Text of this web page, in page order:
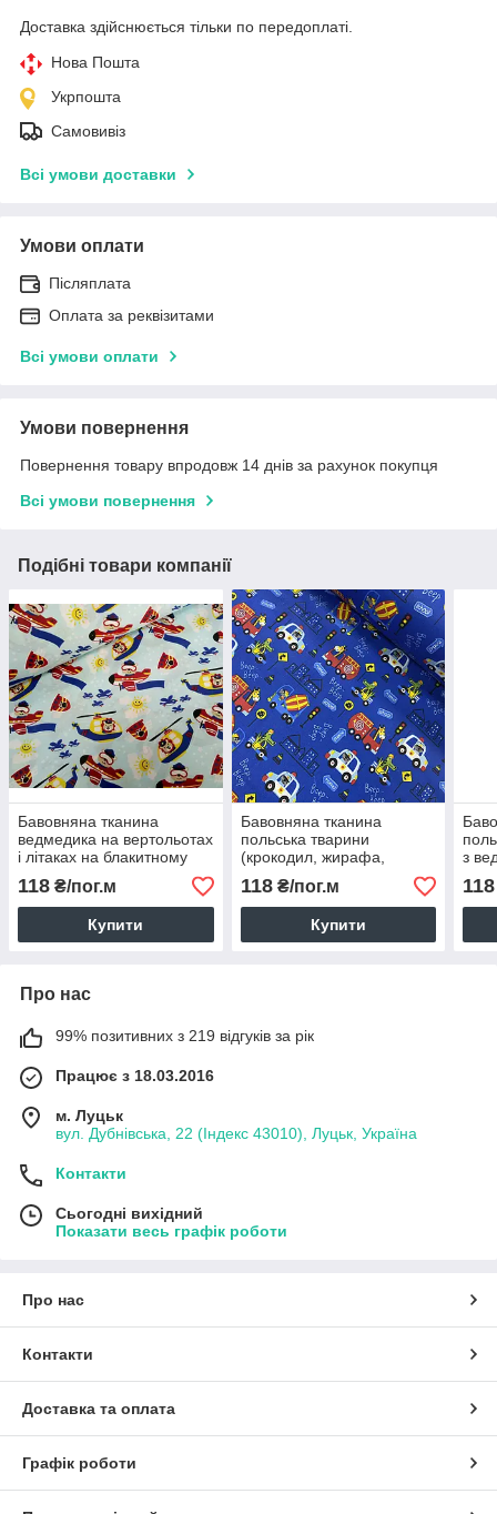
Доставка здійснюється тільки по передоплаті.
Нова Пошта
Укрпошта
Самовивіз
Всі умови доставки
Умови оплати
Післяплата
Оплата за реквізитами
Всі умови оплати
Умови повернення
Повернення товару впродовж 14 днів за рахунок покупця
Всі умови повернення
Подібні товари компанії
Бавовняна тканина
ведмедика на вертольотах
і літаках на блакитному
(0261)
118 ₴/пог.м
Купити
Бавовняна тканина
польська тварини
(крокодил, жирафа,
ведмедик і носоріг) у
машинках на синьому
(0545)
118₴/пог.м
Купити
з
на
118
Про нас
99% позитивних з 219 відгуків за рік
Працює з 18.03.2016
м. Луцьк
вул. Дубнівська, 22 (Індекс 43010), Луцьк, Україна
Контакти
Сьогодні вихідний
Показати весь графік роботи
Про нас
Контакти
Доставка та оплата
Графік роботи